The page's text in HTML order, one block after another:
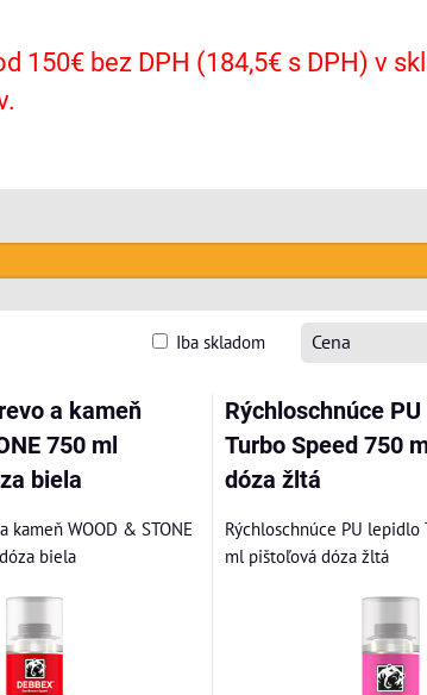
150€ bez DPH (184,5€ s DPH) v
Cena
Iba skladom
a kameň
750 ml
biela
kameň WOOD & STONE
biela
Rýchloschnúce
Turbo Speed 750
dóza žltá
Rýchloschnúce PU lepidlo
ml pištoľová dóza žltá